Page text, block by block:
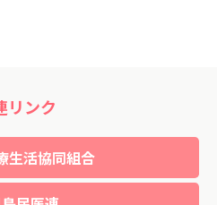
リンク
生活協同組合